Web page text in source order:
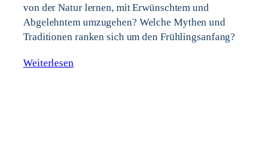
von der Natur lernen, mit Erwünschtem und
Abgelehntem umzugehen? Welche Mythen und
Traditionen ranken sich um den Frühlingsanfang?
Weiterlesen